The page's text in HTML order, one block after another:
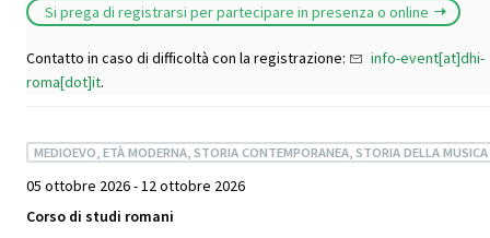
Si prega di registrarsi per partecipare in presenza o online
Contatto in caso di difficoltà con la registrazione:
info-event[at]dhi-
roma[dot]it.
MEDIOEVO, ETÀ MODERNA, STORIA CONTEMPORANEA, STORIA DELLA MUSICA
05 ottobre 2026 - 12 ottobre 2026
Corso di studi romani